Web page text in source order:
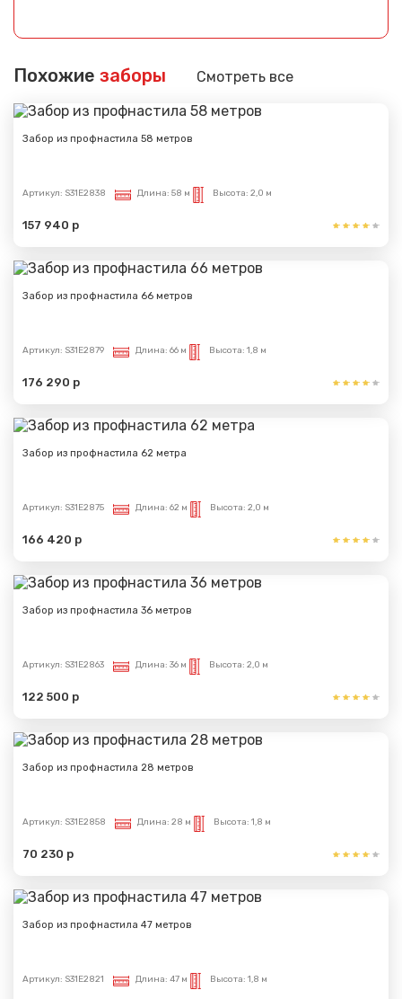
Похожие заборы Смотреть все
Забор из профнастила 58 метров
Артикул: S31E2838 Длина: 58 м Высота: 2,0 м
157 940 р
Забор из профнастила 66 метров
Артикул: S31E2879 Длина: 66 м Высота: 1,8 м
176 290 р
Забор из профнастила 62 метра
Артикул: S31E2875 Длина: 62 м Высота: 2,0 м
166 420 р
Забор из профнастила 36 метров
Артикул: S31E2863 Длина: 36 м Высота: 2,0 м
122 500 р
Забор из профнастила 28 метров
Артикул: S31E2858 Длина: 28 м Высота: 1,8 м
70 230 р
Забор из профнастила 47 метров
Артикул: S31E2821 Длина: 47 м Высота: 1,8 м